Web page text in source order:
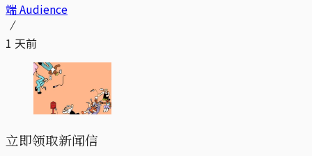
端 Audience
1 天前
立即领取新闻信